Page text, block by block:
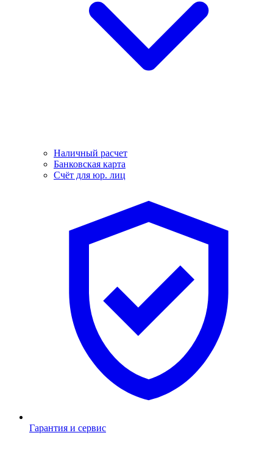
Наличный расчет
Банковская карта
Счёт для юр. лиц
Гарантия и сервис